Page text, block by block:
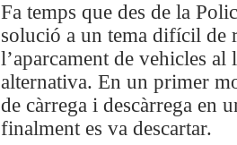
Fa temps que des de la
solució a un tema difícil de
l’aparcament de vehicles
alternativa. En un primer
de càrrega i descàrrega en
finalment es va descartar.